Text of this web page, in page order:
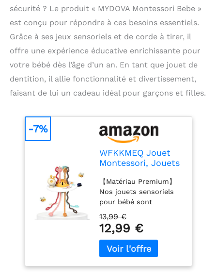
sécurité ? Le produit « MYDOVA Montessori Bebe »
est conçu pour répondre à ces besoins essentiels.
Grâce à ses jeux sensoriels et de corde à tirer, il
offre une expérience éducative enrichissante pour
votre bébé dès l’âge d’un an. En tant que jouet de
dentition, il allie fonctionnalité et divertissement,
faisant de lui un cadeau idéal pour garçons et filles.
WFKKMEQ Jouet
Montessori, Jouets
Corde À Tirer Bebe
Jouets de
Dentition en
Silicon Jouet de
Motricité D'Activité
en Cadeau
Développement
Précoce pour
Enfant 1 et 2 Ans
【Matériau Premium】
Nos jouets sensoriels
pour bébé sont
qualité alimentaire. Ses
fils doux et collants
sont parfaits pour les
poussées dentaires des
13,99 €
12,99 €
-7%